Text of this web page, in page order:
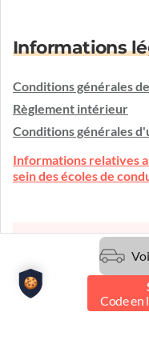
Informations
Conditions générales
Règlement intérieur
Conditions générales
Informations relatives
sein des écoles de
L'auto-école
Code en